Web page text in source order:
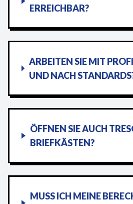
ERREICHBAR?
ARBEITEN SIE MIT
UND NACH
ÖFFNEN SIE AUCH
BRIEFKÄSTEN?
MUSS ICH MEINE